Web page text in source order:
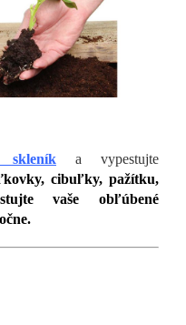
a vypestujte
cibuľky, pažítku,
vaše obľúbené